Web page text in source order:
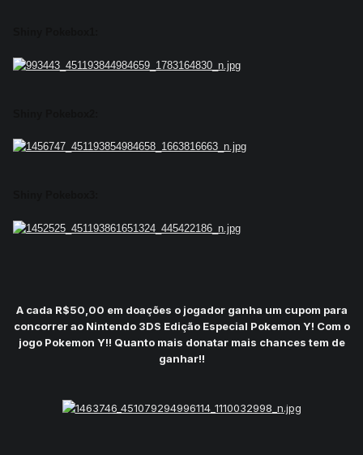
A cada R$50,00 em doações o jogador ganha um cupom para
concorrer ao Nintendo 3DS Edição Especial Pokemon Y! Com o
jogo Pokemon Y!! Quanto mais donatar mais chances tem de
ganhar!!